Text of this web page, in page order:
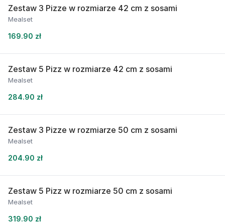
Zestaw 3 Pizze w rozmiarze 42 cm z sosami
Mealset
169.90 zł
Zestaw 5 Pizz w rozmiarze 42 cm z sosami
Mealset
284.90 zł
Zestaw 3 Pizze w rozmiarze 50 cm z sosami
Mealset
204.90 zł
Zestaw 5 Pizz w rozmiarze 50 cm z sosami
Mealset
319.90 zł